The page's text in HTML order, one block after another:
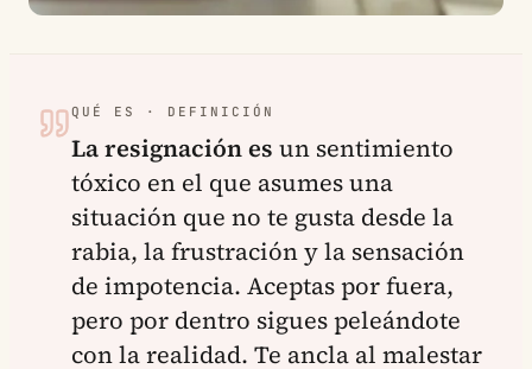
QUÉ ES · DEFINICIÓN
La resignación es un sentimiento
tóxico en el que asumes una
situación que no te gusta desde la
rabia, la frustración y la sensación
de impotencia. Aceptas por fuera,
pero por dentro sigues peleándote
con la realidad. Te ancla al malestar